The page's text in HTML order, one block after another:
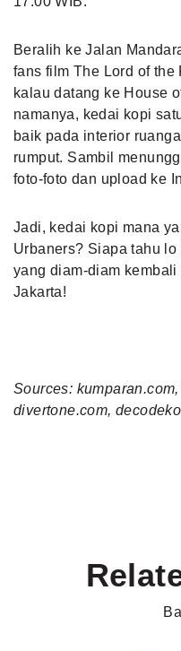
Beralih ke Jalan
fans film The Lord of
kalau datang ke House
namanya, kedai kopi
baik pada interior
rumput. Sambil
foto-foto dan upload ke
Jadi, kedai kopi mana
Urbaners? Siapa tahu
yang diam-diam
Jakarta!
Sources:
divertone.com,